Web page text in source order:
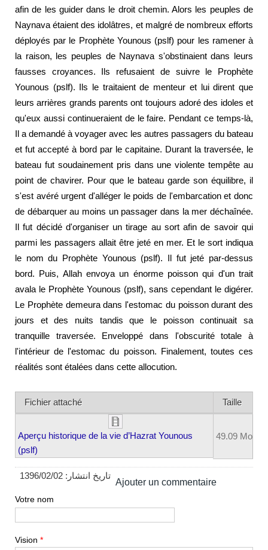
afin de les guider dans le droit chemin. Alors les peuples de
Naynava étaient des idolâtres, et malgré de nombreux efforts
déployés par le Prophète Younous (pslf) pour les ramener à
la raison, les peuples de Naynava s'obstinaient dans leurs
fausses croyances. Ils refusaient de suivre le Prophète
Younous (pslf). Ils le traitaient de menteur et lui dirent que
leurs arrières grands parents ont toujours adoré des idoles et
qu'eux aussi continueraient de le faire. Pendant ce temps-là,
Il a demandé à voyager avec les autres passagers du bateau
et fut accepté à bord par le capitaine. Durant la traversée, le
bateau fut soudainement pris dans une violente tempête au
point de chavirer. Pour que le bateau garde son équilibre, il
s'est avéré urgent d'alléger le poids de l'embarcation et donc
de débarquer au moins un passager dans la mer déchaînée.
Il fut décidé d'organiser un tirage au sort afin de savoir qui
parmi les passagers allait être jeté en mer. Et le sort indiqua
le nom du Prophète Younous (pslf). Il fut jeté par-dessus
bord. Puis, Allah envoya un énorme poisson qui d'un trait
avala le Prophète Younous (pslf), sans cependant le digérer.
Le Prophète demeura dans l'estomac du poisson durant des
jours et des nuits tandis que le poisson continuait sa
tranquille traversée. Enveloppé dans l'obscurité totale à
l'intérieur de l'estomac du poisson. Finalement, toutes ces
réalités sont étalées dans cette allocution.
Fichier attaché Taille
Aperçu historique de la vie d’Hazrat Younous
(pslf)
49.09 Mo
تاریخ انتشار: 1396/02/02
Ajouter un commentaire
Votre nom
Vision *